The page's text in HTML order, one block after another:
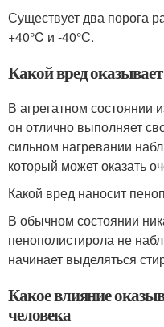
Существует два порога
+40°C и -40°С.
Какой вред
В агрегатном состоянии
он отлично выполняет
сильном нагревании
который может оказать
Какой вред наносит
В обычном состоянии
пенополистирола не
начинает выделяться
Какое влияние
человека